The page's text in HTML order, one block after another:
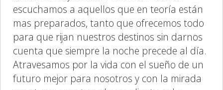
escuchamos a aquellos que en teoría están
mas preparados, tanto que ofrecemos todo
para que rijan nuestros destinos sin darnos
cuenta que siempre la noche precede al día.
Atravesamos por la vida con el sueño de un
futuro mejor para nosotros y con la mirada